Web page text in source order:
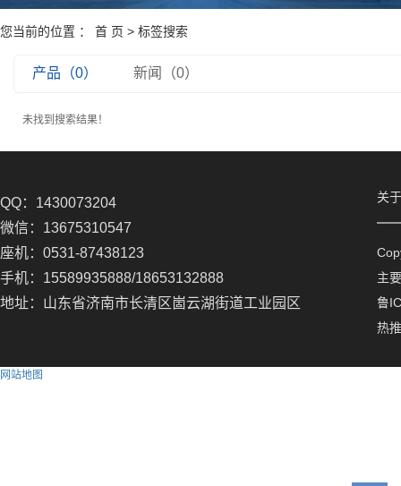
您当前的位置 ： 首 页 > 标签搜索
产品（0） 新闻（0）
未找到搜索结果！
QQ：1430073204
微信：13675310547
座机：0531-87438123
手机：15589935888/18653132888
地址：山东省济南市长清区崮云湖街道工业园区
关
主
鲁
热
网站地图